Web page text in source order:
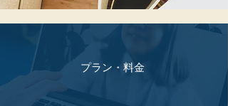
プラン・料金